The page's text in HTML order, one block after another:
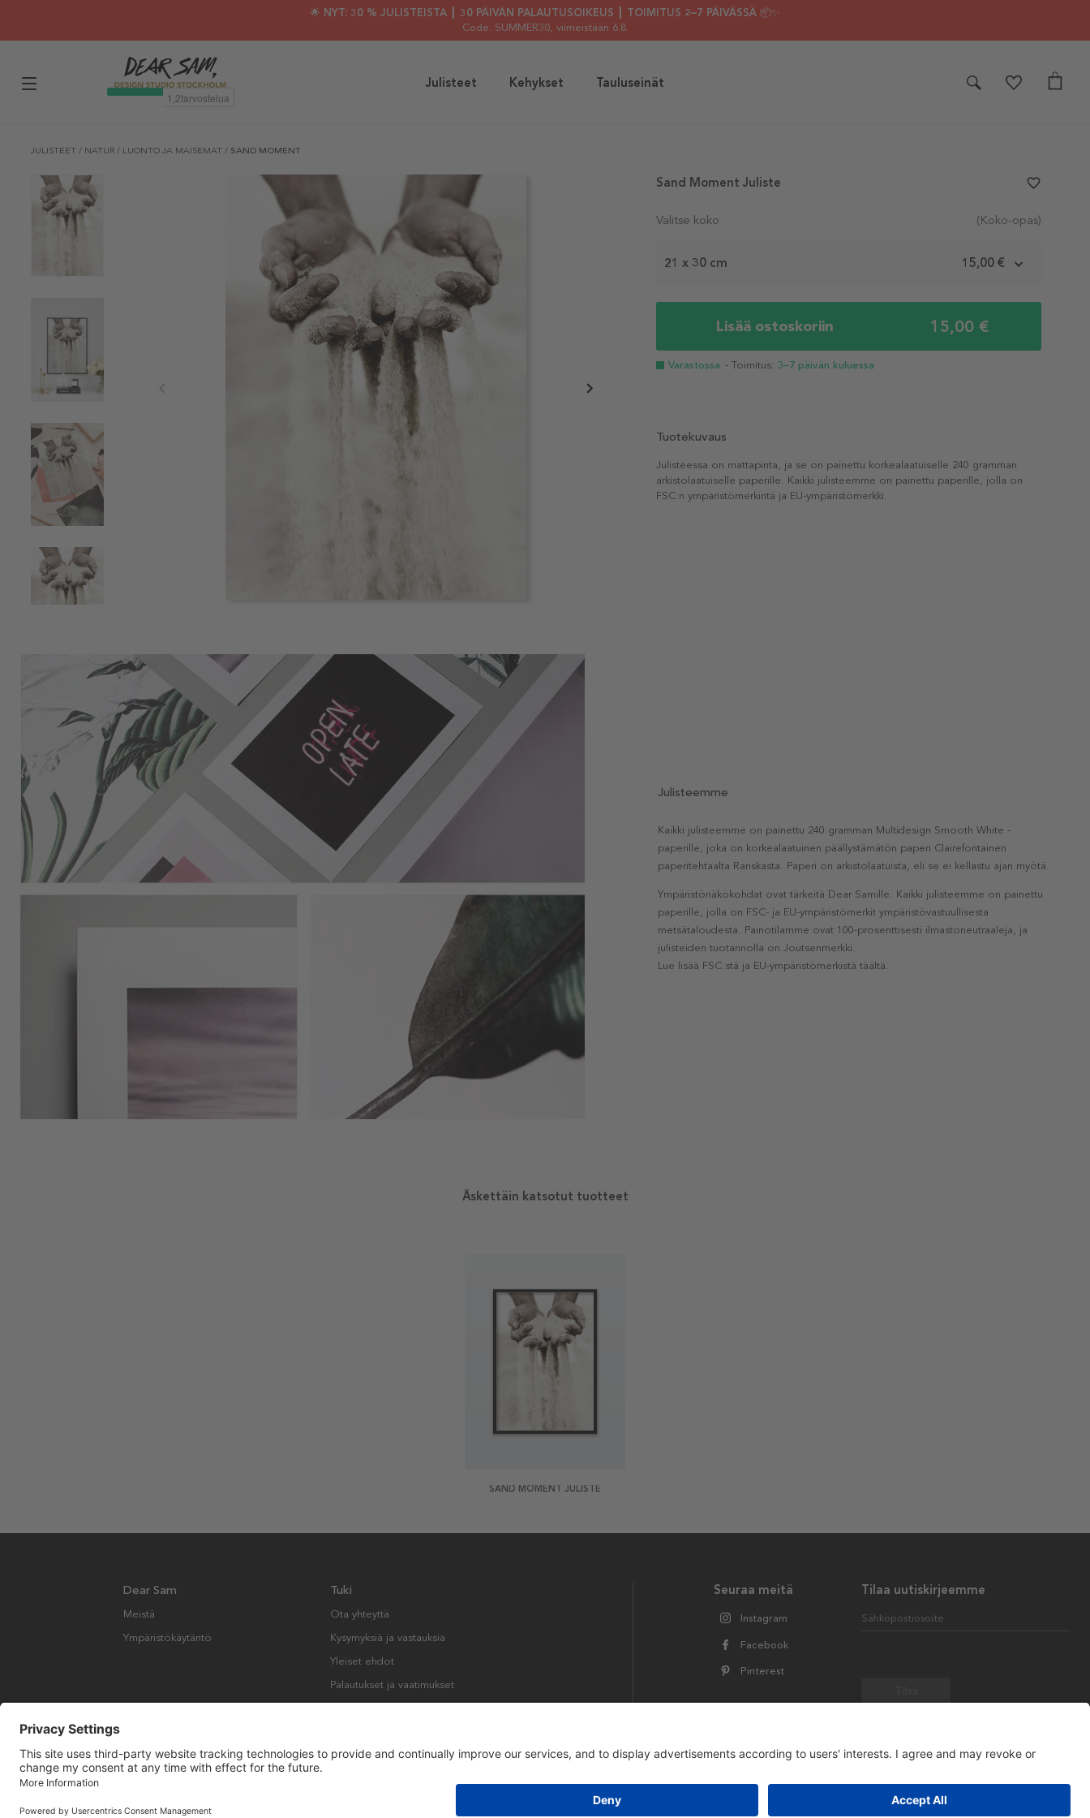
🌟 NYT: 30 % JULISTEISTA ┃ 30 PÄIVÄN PALAUTUSOIKEUS ┃ TOIMITUS 2–7 PÄIVÄSSÄ 📦✨
Code: SUMMER30, viimeistään 6.8.
Julisteet Kehykset Tauluseinät
JULISTEET / NATUR / LUONTO JA MAISEMAT / SAND MOMENT
Valitse koko (Koko-opas)
21 x 30 cm 15,00 €
Lisää ostoskoriin 15,00 €
Varastossa - Toimitus: 3–7 päivän kuluessa
Sand Moment Juliste favorite_border
Tuotekuvaus
Julisteessa on mattapinta, ja se on painettu korkealaatuiselle 240 gramman
arkistolaatuiselle paperille. Kaikki julisteemme on painettu paperille, jolla on
FSC:n ympäristömerkintä ja EU-ympäristömerkki.
Julisteemme
Kaikki julisteemme on painettu 240 gramman Multidesign Smooth White -
paperille, joka on korkealaatuinen päällystämätön paperi Clairefontainen
paperitehtaalta Ranskasta. Paperi on arkistolaatuista, eli se ei kellastu ajan myötä.
Ympäristönäkökohdat ovat tärkeitä Dear Samille. Kaikki julisteemme on painettu
paperille, jolla on FSC- ja EU-ympäristömerkit ympäristövastuullisesta
metsätaloudesta. Painotilamme ovat 100-prosenttisesti ilmastoneutraaleja, ja
julisteiden tuotannolla on Joutsenmerkki.
Lue lisää FSC:stä ja EU-ympäristömerkistä täältä.
Äskettäin katsotut tuotteet
SAND MOMENT JULISTE
Tilaa uutiskirjeemme
Sähköpostiosoite
Seuraa meitä
Instagram
Facebook
Pinterest
Dear Sam
Meistä
Ympäristökäytäntö
Tuki
Ota yhteyttä
Kysymyksiä ja vastauksia
Yleiset ehdot
Palautukset ja vaatimukset